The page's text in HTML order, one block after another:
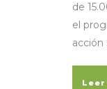
de
el
acción
Leer